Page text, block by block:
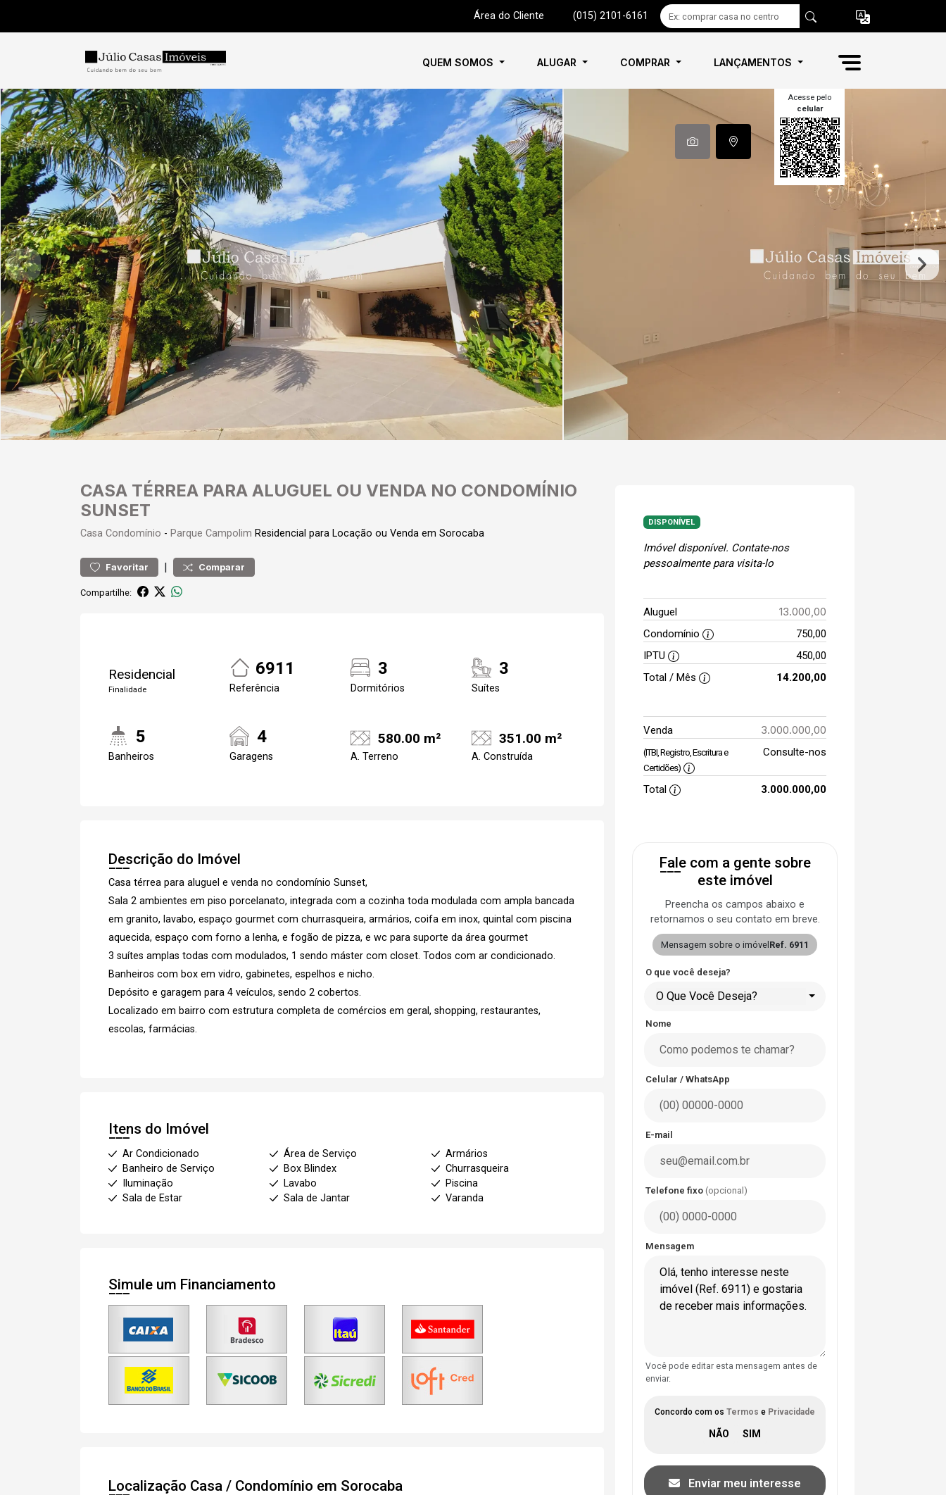
Área do Cliente (015) 2101-6161
QUEM SOMOS ALUGAR COMPRAR LANÇAMENTOS
Acesse pelo
celular
CASA TÉRREA PARA ALUGUEL OU VENDA NO CONDOMÍNIO
SUNSET
Casa Condomínio - Parque Campolim Residencial para Locação ou Venda em Sorocaba
Favoritar | Comparar
Compartilhe:
Residencial
Finalidade
6911
Referência
3
Dormitórios
3
Suítes
5
Banheiros
4
Garagens
580.00 m²
A. Terreno
351.00 m²
A. Construída
Descrição do Imóvel
Casa térrea para aluguel e venda no condomínio Sunset,
Sala 2 ambientes em piso porcelanato, integrada com a cozinha toda modulada com ampla bancada
em granito, lavabo, espaço gourmet com churrasqueira, armários, coifa em inox, quintal com piscina
aquecida, espaço com forno a lenha, e fogão de pizza, e wc para suporte da área gourmet
3 suítes amplas todas com modulados, 1 sendo máster com closet. Todos com ar condicionado.
Banheiros com box em vidro, gabinetes, espelhos e nicho.
Depósito e garagem para 4 veículos, sendo 2 cobertos.
Localizado em bairro com estrutura completa de comércios em geral, shopping, restaurantes,
escolas, farmácias.
Itens do Imóvel
Ar Condicionado Área de Serviço
Armários
Banheiro de Serviço
Box Blindex
Churrasqueira
Iluminação
Lavabo
Piscina
Sala de Estar
Sala de Jantar Varanda
Simule um Financiamento
Localização Casa / Condomínio em Sorocaba
DISPONÍVEL
Imóvel disponível. Contate-nos
pessoalmente para visita-lo
Aluguel 13.000,00
Condomínio
750,00
IPTU
450,00
Total / Mês
14.200,00
Venda 3.000.000,00
(ITBI, Registro, Escritura e
Certidões)
Consulte-nos
Total 3.000.000,00
Fale com a gente sobre
este imóvel
Preencha os campos abaixo e
retornamos o seu contato em breve.
Mensagem sobre o imóvel Ref. 6911
O que você deseja?
O Que Você Deseja?
Nome
Celular / WhatsApp
E-mail
Telefone fixo (opcional)
Mensagem
Você pode editar esta mensagem antes de
enviar.
Concordo com os Termos e Privacidade
Enviar meu interesse